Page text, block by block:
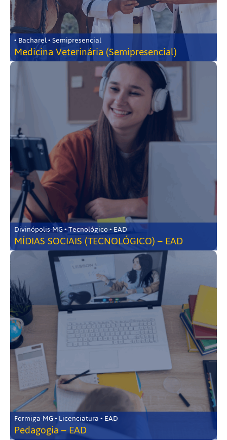
• Bacharel • Semipresencial
Medicina Veterinária (Semipresencial)
Divinópolis-MG • Tecnológico • EAD
MÍDIAS SOCIAIS (TECNOLÓGICO) – EAD
Formiga-MG • Licenciatura • EAD
Pedagogia – EAD